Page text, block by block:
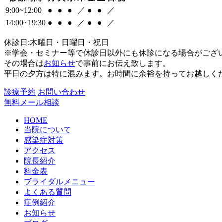
9:00~12:00
● ● ● ／ ● ●
／
14:00~19:30 ● ● ● ／ ● ● ／
休診日:木曜日・日曜日・祝日
※学会・セミナー等で休診日以外にも休診になる場合がござ
その場合はお知らせで事前にお伝え致します。
平日の夕方は特に混みます。お時間に余裕を持ってお越しく
診療予約 お問い合わせ
無料メール相談
HOME
当院について
感染症対策
アクセス
院長紹介
料金表
ブライダルメニュー
よくある質問
症例紹介
お知らせ